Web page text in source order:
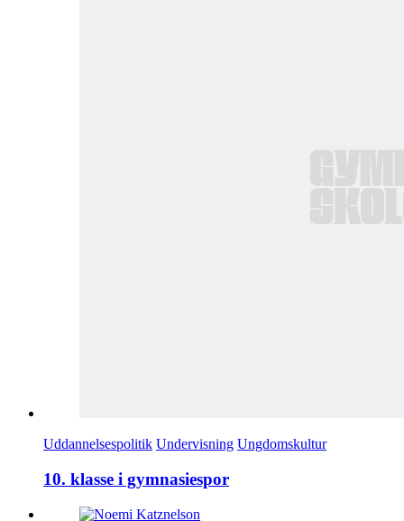
Uddannelsespolitik Undervisning Ungdomskultur
10. klasse i gymnasiespor